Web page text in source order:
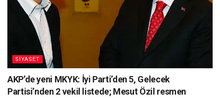
SİYASET
AKP’de yeni MKYK: İyi Parti’den 5, Gelecek
Partisi’nden 2 vekil listede; Mesut Özil resmen